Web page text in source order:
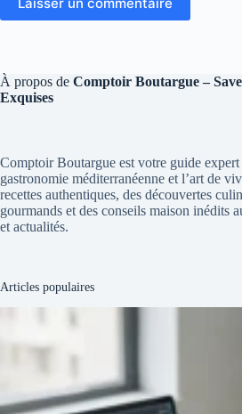
À propos de Comptoir Boutargue –
Exquises
Comptoir Boutargue est votre guide
gastronomie méditerranéenne et l’art de
recettes authentiques, des découvertes
gourmands et des conseils maison inédits
et actualités.
Articles populaires